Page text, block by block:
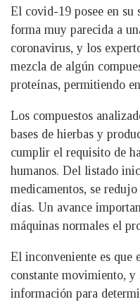
El covid-19 posee en su
forma muy parecida a
coronavirus, y los
mezcla de algún
proteínas, permitiendo
Los compuestos
bases de hierbas y
cumplir el requisito de
humanos. Del listado
medicamentos, se
días. Un avance
máquinas normales el
El inconveniente es que
constante movimiento, y
información para